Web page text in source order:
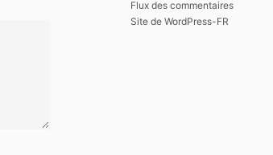
Flux des commentaires
Site de WordPress-FR